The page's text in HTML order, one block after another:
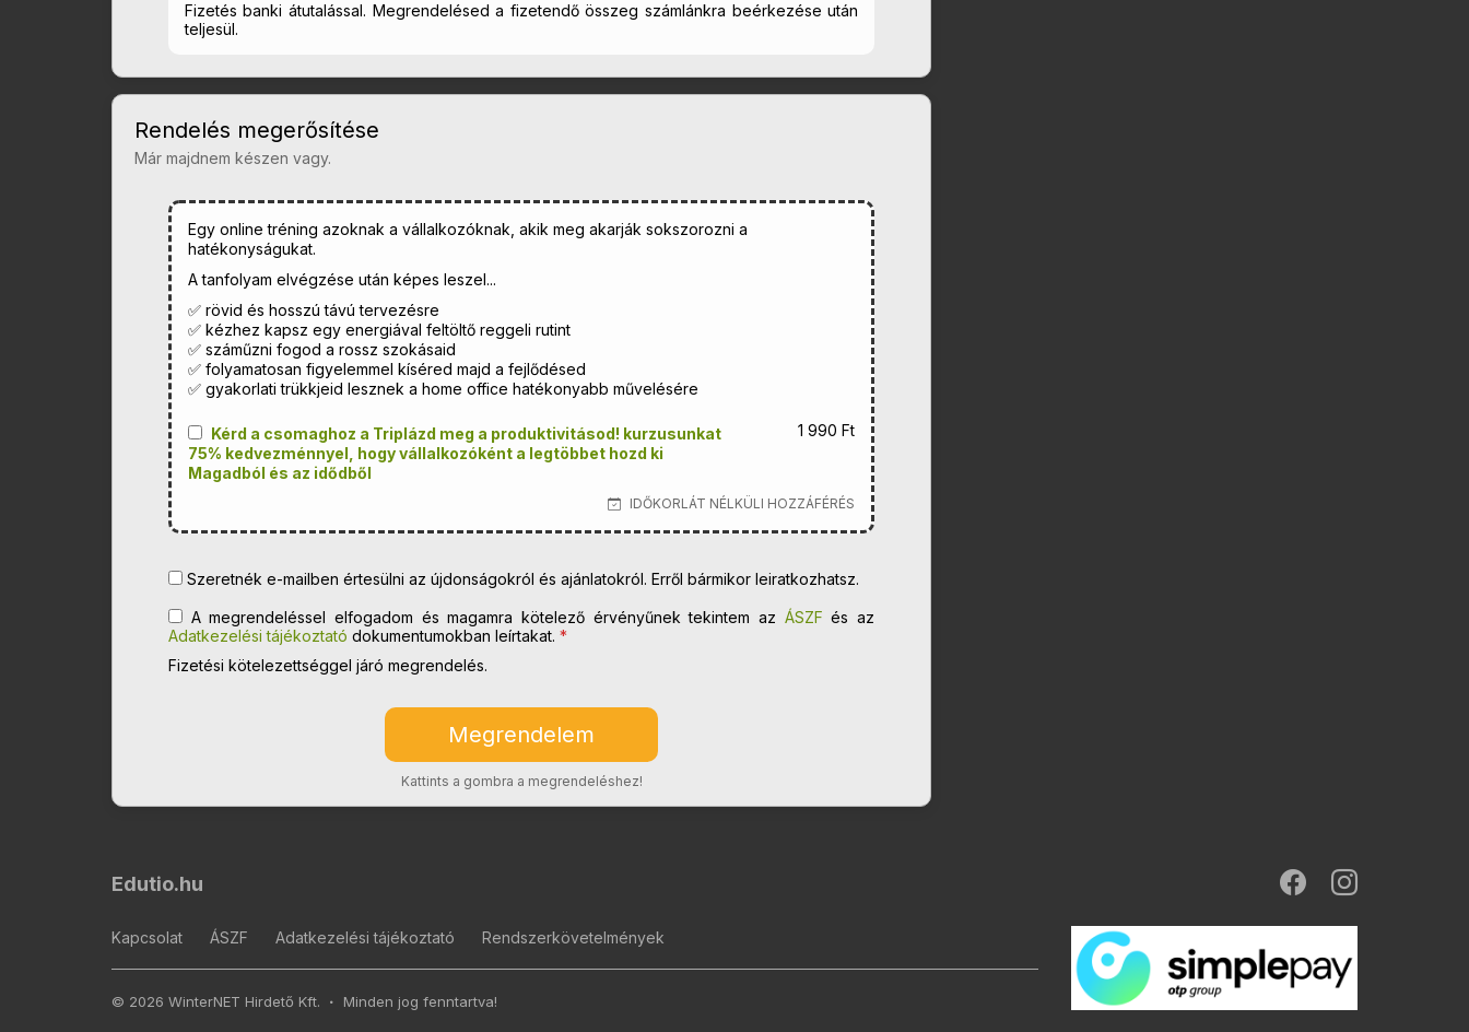
Fizetés banki átutalással. Megrendelésed a fizetendő összeg számlánkra beérkezése után
teljesül.
Rendelés megerősítése
Már majdnem készen vagy.
Egy online tréning azoknak a vállalkozóknak, akik meg akarják sokszorozni a
hatékonyságukat.
A tanfolyam elvégzése után képes leszel...
✅ rövid és hosszú távú tervezésre
✅ kézhez kapsz egy energiával feltöltő reggeli rutint
✅ száműzni fogod a rossz szokásaid
✅ folyamatosan figyelemmel kíséred majd a fejlődésed
✅ gyakorlati trükkjeid lesznek a home office hatékonyabb művelésére
Kérd a csomaghoz a Triplázd meg a produktivitásod! kurzusunkat
75% kedvezménnyel, hogy vállalkozóként a legtöbbet hozd ki
Magadból és az idődből
1 990 Ft
IDŐKORLÁT NÉLKÜLI HOZZÁFÉRÉS
Szeretnék e-mailben értesülni az újdonságokról és ajánlatokról. Erről bármikor leiratkozhatsz.
A megrendeléssel elfogadom és magamra kötelező érvényűnek tekintem az ÁSZF és az
Adatkezelési tájékoztató dokumentumokban leírtakat. *
Fizetési kötelezettséggel járó megrendelés.
Kattints a gombra a megrendeléshez!
Edutio.hu
Kapcsolat ÁSZF Adatkezelési tájékoztató Rendszerkövetelmények
© 2026 WinterNET Hirdető Kft. Minden jog fenntartva!